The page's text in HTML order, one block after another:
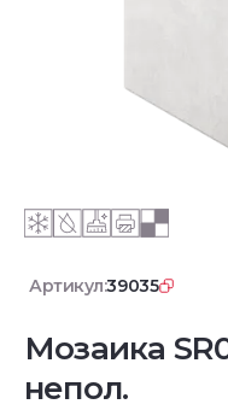
Артикул:39035
Мозаика
непол.